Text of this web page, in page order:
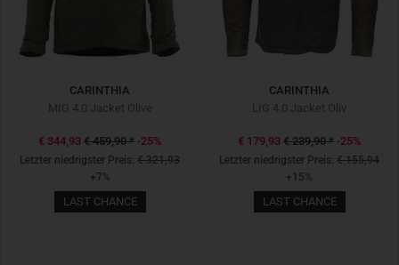
CARINTHIA
MIG 4.0 Jacket Olive
€ 344,93 € 459,90* -25%
Letzter niedrigster Preis: € 321,93
+7%
LAST CHANCE
CARINTHIA
LIG 4.0 Jacket Oliv
€ 179,93 € 239,90* -25%
Letzter niedrigster Preis: € 155,94
+15%
LAST CHANCE